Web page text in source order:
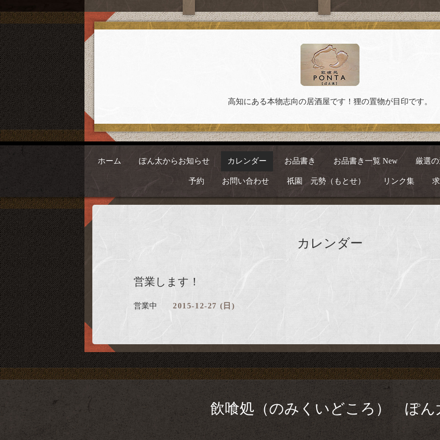
高知にある本物志向の居酒屋です！狸の置物が目印です。
ホーム ぽん太からお知らせ カレンダー お品書き お品書き一覧 New 厳選
予約 お問い合わせ 祇園 元勢（もとせ） リンク集
カレンダー
営業します！
営業中 2015-12-27 (日)
飲喰処（のみくいどころ） ぽん